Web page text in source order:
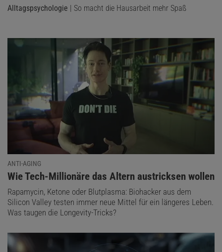
Alltagspsychologie | So macht die Hausarbeit mehr Spaß
ANTI-AGING
:
Wie Tech-Millionäre das Altern austricksen wollen
Rapamycin, Ketone oder Blutplasma: Biohacker aus dem
Silicon Valley testen immer neue Mittel für ein längeres Leben.
Was taugen die Longevity-Tricks?